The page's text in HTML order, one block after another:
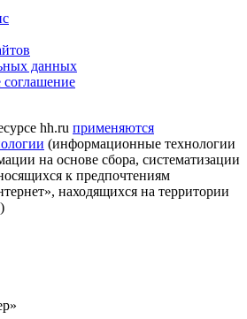
данных
соглашение
hh.ru применяются
(информационные технологии
на основе сбора, систематизации
к предпочтениям
находящихся на территории